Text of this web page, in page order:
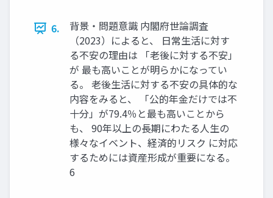
6.
背景・問題意識 内閣府世論調査
（2023）によると、 日常生活に対す
る不安の理由は 「老後に対する不安」
が 最も高いことが明らかになってい
る。 老後生活に対する不安の具体的な
内容をみると、 「公的年金だけでは不
十分」が79.4％と最も高いことから
も、 90年以上の長期にわたる人生の
様々なイベント、経済的リスク に対応
するためには資産形成が重要になる。
6